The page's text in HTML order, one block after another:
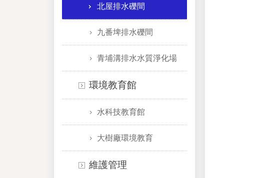
北屋排水礫間
九番埤排水礫間
青埔溝排水水質淨化場
環境教育館
水科技教育館
大樹廠環境教育
維護管理